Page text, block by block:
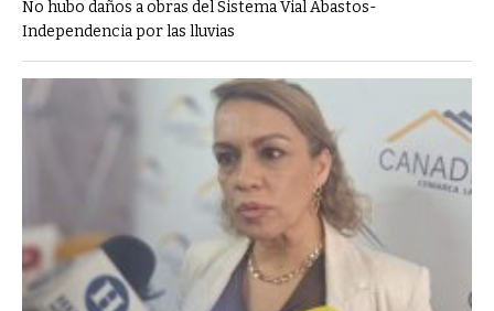
No hubo daños a obras del Sistema Vial Abastos-
Independencia por las lluvias